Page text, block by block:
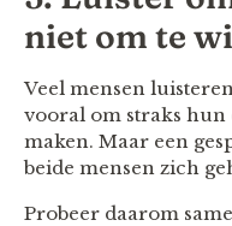
niet om te
Veel mensen
vooral om straks
maken. Maar een
beide mensen zich
Probeer daarom